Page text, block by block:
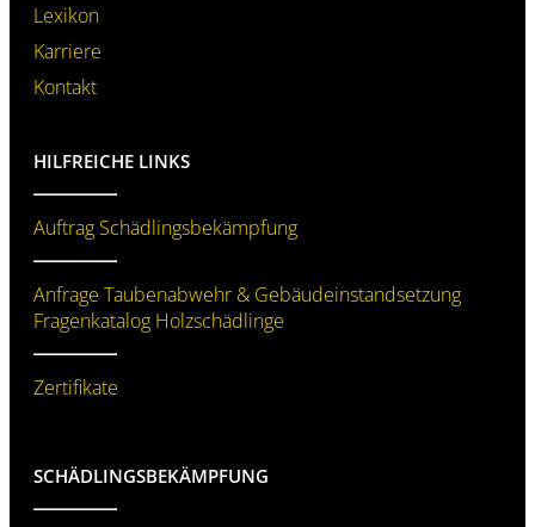
Lexikon
Karriere
Kontakt
HILFREICHE LINKS
Auftrag Schädlingsbekämpfung
Anfrage Taubenabwehr & Gebäude­instandsetzung
Fragenkatalog Holzschädlinge
Zertifikate
SCHÄDLINGS­BEKÄMPFUNG